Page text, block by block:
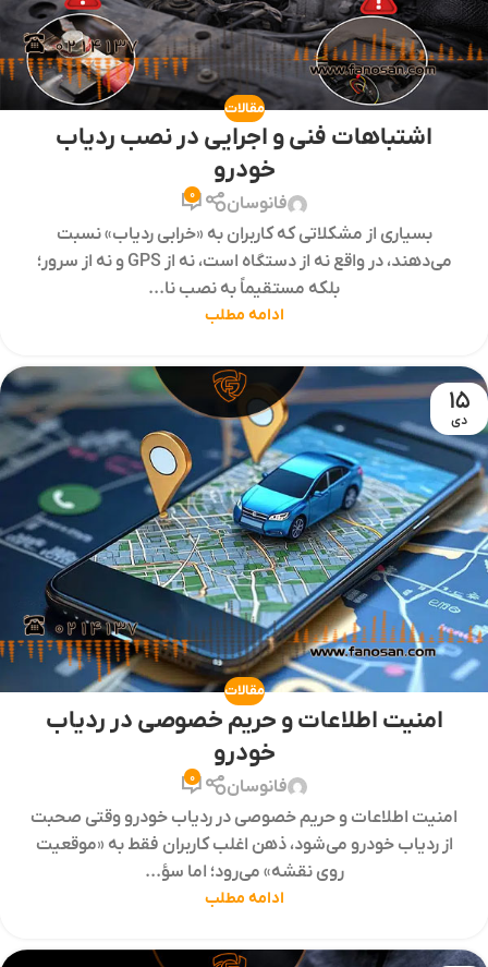
مقالات
اشتباهات فنی و اجرایی در نصب ردیاب
خودرو
فانوسان 0
بسیاری از مشکلاتی که کاربران به «خرابی ردیاب» نسبت
می‌دهند، در واقع نه از دستگاه است، نه از GPS و نه از سرور؛
بلکه مستقیماً به نصب نا...
ادامه مطلب
15
دی
مقالات
امنیت اطلاعات و حریم خصوصی در ردیاب
خودرو
فانوسان 0
امنیت اطلاعات و حریم خصوصی در ردیاب خودرو وقتی صحبت
از ردیاب خودرو می‌شود، ذهن اغلب کاربران فقط به «موقعیت
روی نقشه» می‌رود؛ اما سؤ...
ادامه مطلب